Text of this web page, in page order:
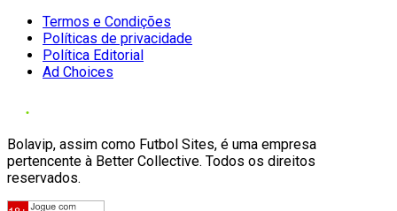
Termos e Condições
Políticas de privacidade
Política Editorial
Ad Choices
Bolavip, assim como Futbol Sites, é uma empresa
pertencente à Better Collective. Todos os direitos
reservados.